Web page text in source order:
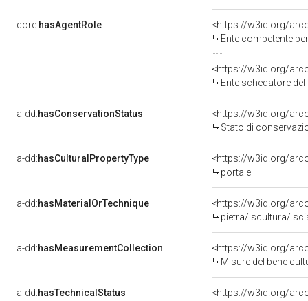
core:hasAgentRole
<https://w3id.org/
Ente competente per
<https://w3id.org/
Ente schedatore del
a-dd:hasConservationStatus
<https://w3id.org/
Stato di
a-dd:hasCulturalPropertyType
<https://w3id.org/
portale
a-dd:hasMaterialOrTechnique
<https://w3id.org/
pietra/ scultura/
a-dd:hasMeasurementCollection
<https://w3id.org/
Misure del bene
a-dd:hasTechnicalStatus <https://w3id.org/